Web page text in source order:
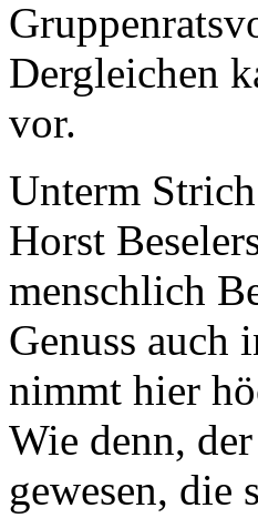
Dergleichen
vor.
Unterm
Horst
menschlich
Genuss auch
nimmt hier
Wie denn,
gewesen,